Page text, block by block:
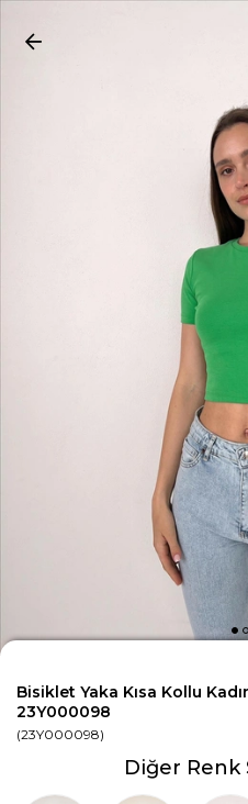
Bisiklet Yaka Kısa Kollu
23Y000098
(23Y000098)
Diğer Renk